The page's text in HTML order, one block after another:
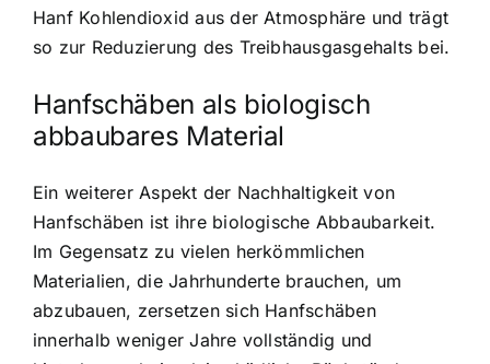
Hanf Kohlendioxid aus der Atmosphäre und trägt
so zur Reduzierung des Treibhausgasgehalts bei.
Hanfschäben als biologisch
abbaubares Material
Ein weiterer Aspekt der Nachhaltigkeit von
Hanfschäben ist ihre biologische Abbaubarkeit.
Im Gegensatz zu vielen herkömmlichen
Materialien, die Jahrhunderte brauchen, um
abzubauen, zersetzen sich Hanfschäben
innerhalb weniger Jahre vollständig und